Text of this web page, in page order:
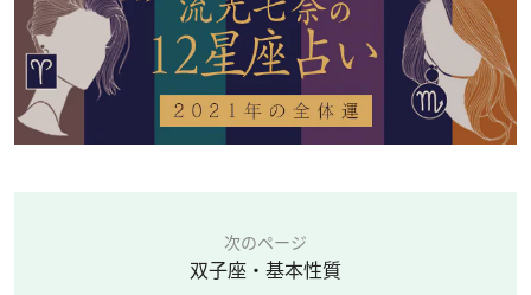
次のページ
双子座・基本性質